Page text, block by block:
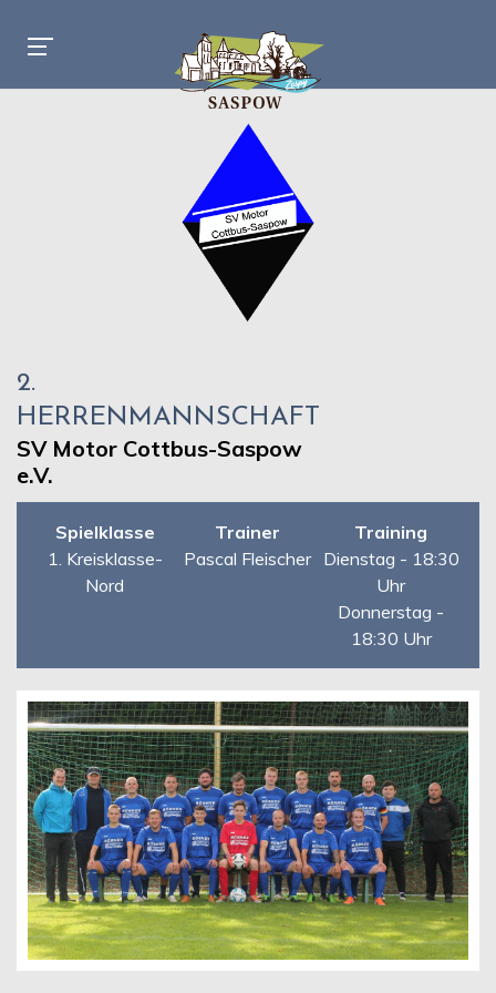
2.
HERRENMANNSCHAFT
SV Motor Cottbus-Saspow
e.V.
Spielklasse
1. Kreisklasse-
Nord
Trainer
Pascal Fleischer
Training
Dienstag - 18:30
Uhr
Donnerstag -
18:30 Uhr